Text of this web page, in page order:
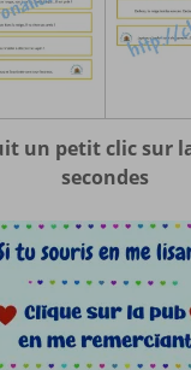
un petit clic sur
secondes